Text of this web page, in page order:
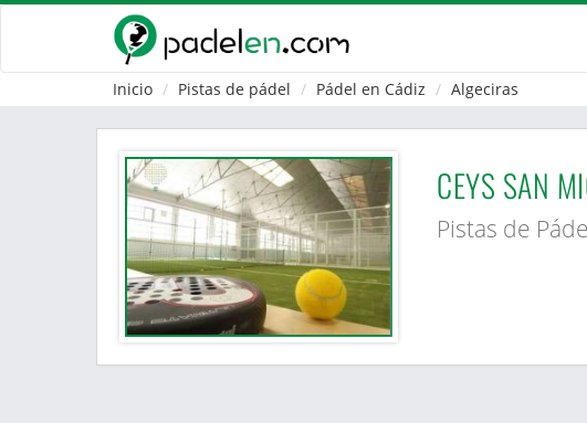
Inicio Pistas de pádel Pádel en Cádiz Algeciras
CEYS SAN
Pistas de